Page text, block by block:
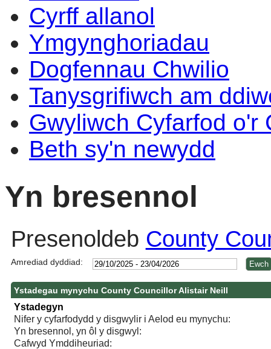
Cyrff allanol
Ymgynghoriadau
Dogfennau Chwilio
Tanysgrifiwch am
Gwyliwch Cyfarfod o'r
Beth sy'n newydd
Yn bresennol
Presenoldeb County
Amrediad dyddiad:
Ystadegau mynychu County Councillor Alistair Neill
Ystadegyn
Nifer y cyfarfodydd y disgwylir i Aelod eu mynychu:
Yn bresennol, yn ôl y disgwyl:
Cafwyd Ymddiheuriad: